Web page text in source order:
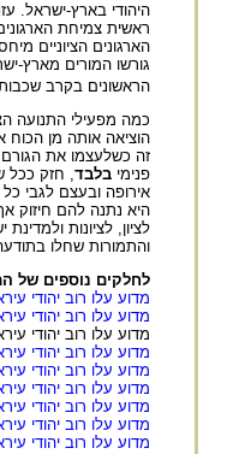
היהודי בארץ-ישראל.
ראשית צמיחת
הארגונים הציוניים
הראשונים בקרב
כמה מפעילי התנועה
הוציאה אותה מן הכוח
זה כשלעצמו את הגורם
פנימי בלבד, חזק ככל
אירופה ובעצם לגבי
היא נתנה להם חיזוק
לציון, לציונות
והתמורות שחלו
לחלקים נוספים של
מדוע עלו רוב יהודי
מדוע עלו רוב יהודי
מדוע עלו רוב יהודי
מדוע עלו רוב יהודי
מדוע עלו רוב יהודי
מדוע עלו רוב יהודי
מדוע עלו רוב יהודי
מדוע עלו רוב יהודי
מדוע עלו רוב יהודי